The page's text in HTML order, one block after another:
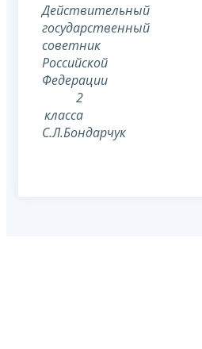
Действительный
государственный
советник
Российской
Федерации
2
класса
С.Л.Бондарчук